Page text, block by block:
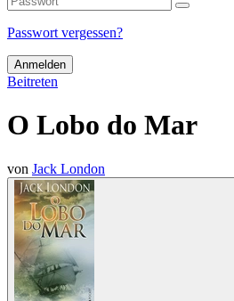
Passwort vergessen?
Anmelden
Beitreten
O Lobo do Mar
von Jack London